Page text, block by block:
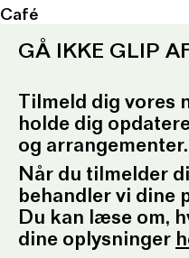
Café
Tirsdag – søndag kl. 11 – 17
Køkkenet lukker kl. 16
Køkkenet lukker kl. 20
Om caféenher
T: 93 96 99 61
Telefontid: Tirsdag – fredag
kl. 10.30-12.30 og kl. 16.30-
GÅ IKKE GLIP
Tilmeld dig vores
holde dig
og arrangementer.
Når du tilmelder
behandler vi dine
Du kan læse om,
dine oplysninger